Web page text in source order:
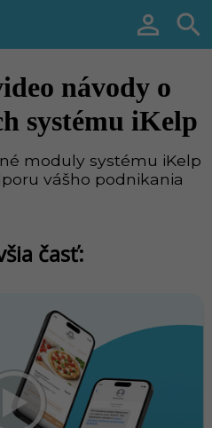
 
návody o
systému iKelp
moduly systému iKelp
vášho podnikania
časť: